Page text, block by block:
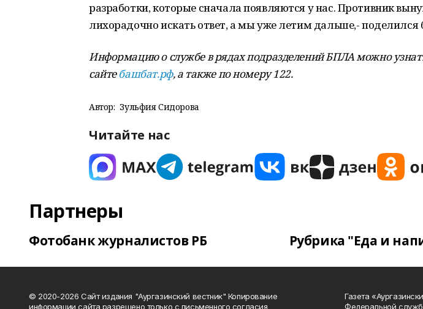
разработки, которые сначала появляются у нас. Противник
лихорадочно искать ответ, а мы уже летим дальше,- поделился
Информацию о службе в рядах подразделений БПЛА можно
сайтебашбат.рф, а также по номеру 122.
Автор: Зульфия Сидорова
Читайте нас
Партнеры
Фотобанк журналистов РБ Рубрика "Еда и
© 2020-2026 Сайт издания "Аургазинский вестник" Копирование
информации сайта разрешено только с письменного согласия
Газета
Федеральной